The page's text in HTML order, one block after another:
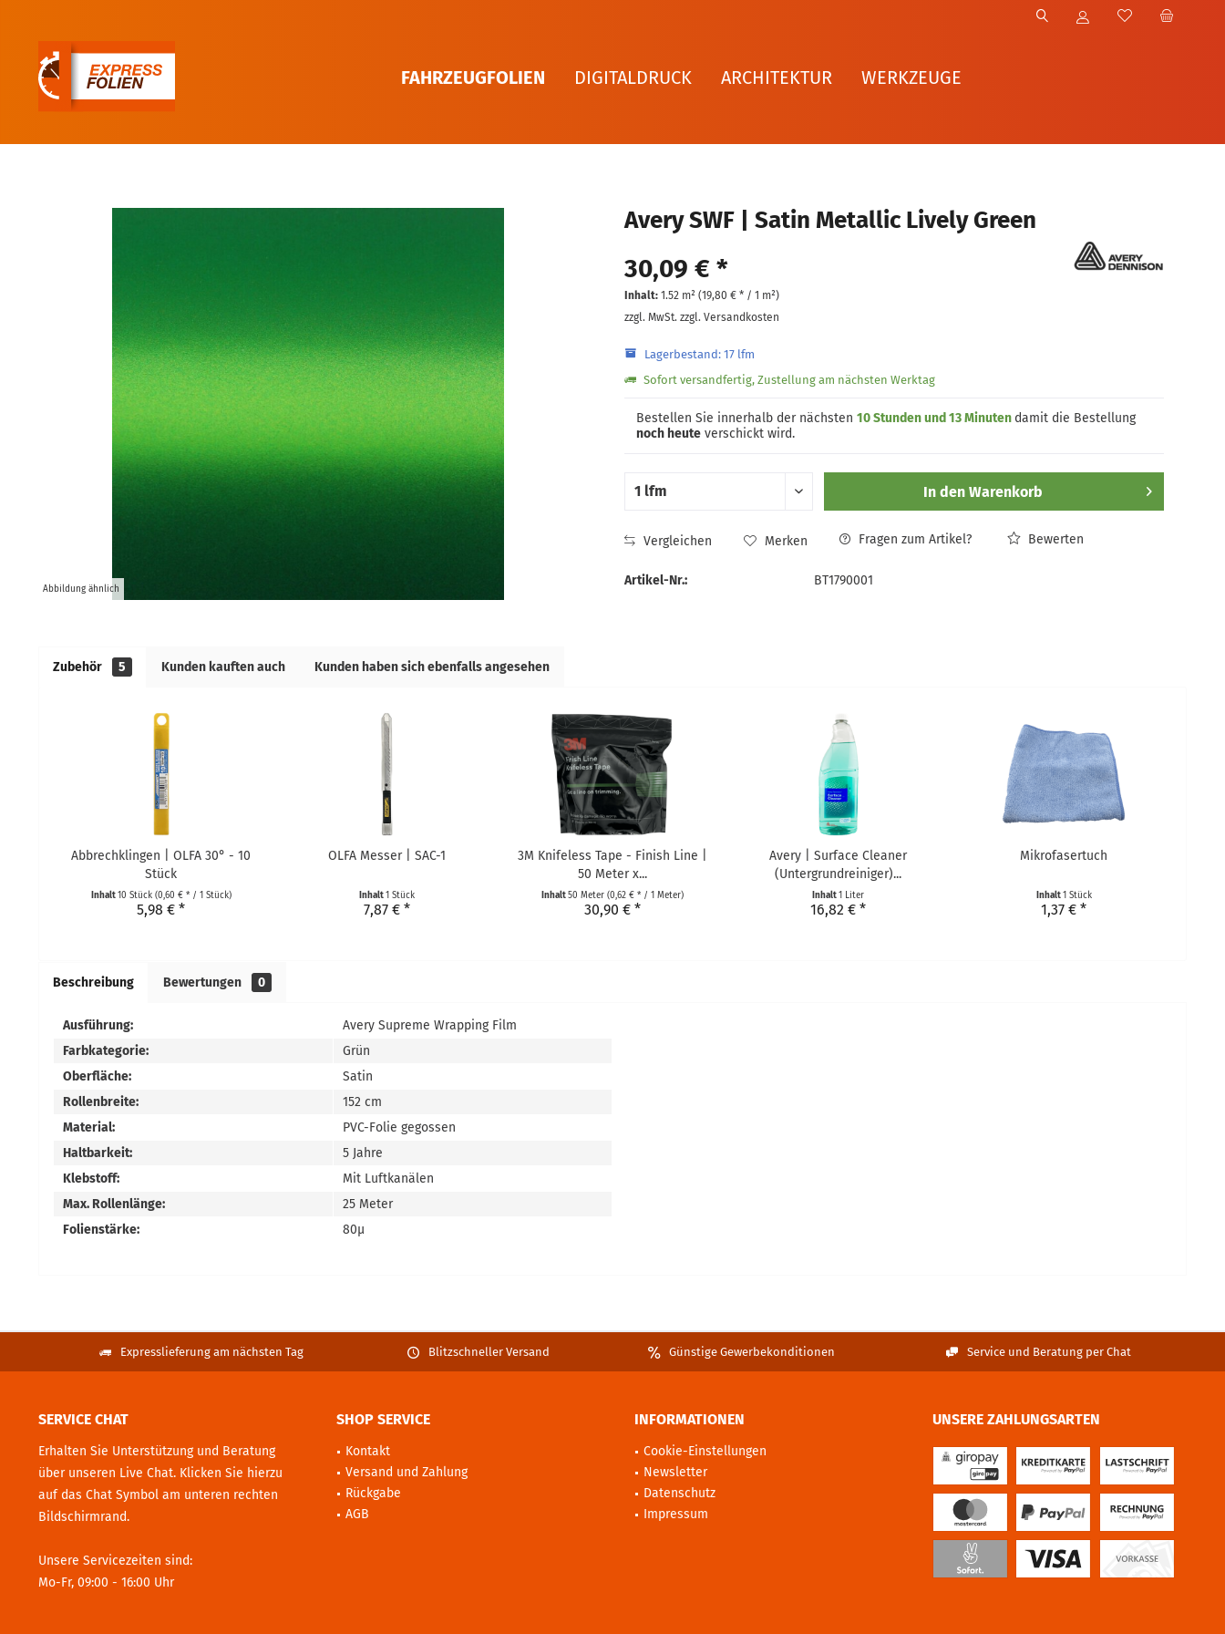
FAHRZEUGFOLIEN DIGITALDRUCK ARCHITEKTUR WERKZEUGE
Abbildung ähnlich
Avery SWF | Satin Metallic Lively Green
30,09 € *
Inhalt: 1.52 m² (19,80 €* / 1 m²)
zzgl. MwSt. zzgl. Versandkosten
Lagerbestand: 17 lfm
Sofort versandfertig, Zustellung am nächsten Werktag
Bestellen Sie innerhalb der nächsten 10 Stunden und 13 Minuten damit die Bestellung
noch heuteverschickt wird.
In den Warenkorb
Vergleichen Merken Fragen zum Artikel? Bewerten
Artikel-Nr.: BT1790001
Zubehör 5 Kunden kauften auch Kunden haben sich ebenfalls angesehen
Abbrechklingen | OLFA 30° - 10
Stück
Inhalt10 Stück (0,60 € * / 1 Stück)
5,98 € *
OLFA Messer | SAC-1
Inhalt1 Stück
7,87 € *
3M Knifeless Tape - Finish Line |
50 Meter x...
Inhalt50 Meter (0,62 € * / 1 Meter)
30,90 € *
Avery | Surface Cleaner
(Untergrundreiniger)...
Inhalt1 Liter
16,82 € *
Mikrofasertuch
Inhalt1 Stück
1,37 € *
Beschreibung Bewertungen 0
Ausführung:
Avery Supreme Wrapping Film
Farbkategorie:
Grün
Oberfläche:
Satin
Rollenbreite:
152 cm
Material:
PVC-Folie gegossen
Haltbarkeit:
5 Jahre
Klebstoff:
Mit Luftkanälen
Max. Rollenlänge:
25 Meter
Folienstärke:
80µ
Expresslieferung am nächsten Tag Blitzschneller Versand Günstige Gewerbekonditionen Service und Beratung per Chat
SERVICE CHAT
Erhalten Sie Unterstützung und Beratung
über unseren Live Chat. Klicken Sie hierzu
auf das Chat Symbol am unteren rechten
Bildschirmrand.
Unsere Servicezeiten sind:
Mo-Fr, 09:00 - 16:00 Uhr
SHOP SERVICE
Kontakt
Versand und Zahlung
Rückgabe
AGB
INFORMATIONEN
Cookie-Einstellungen
Newsletter
Datenschutz
Impressum
UNSERE ZAHLUNGSARTEN